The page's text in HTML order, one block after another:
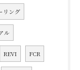
リング
ル
REVI FCR